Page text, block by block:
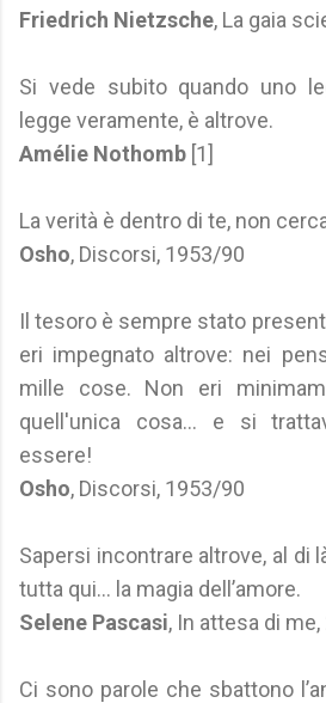
Friedrich Nietzsche, La gaia
Si vede subito quando uno
legge veramente, è altrove.
Amélie Nothomb [1]
La verità è dentro di te, non
Osho, Discorsi, 1953/90
Il tesoro è sempre stato
eri impegnato altrove: nei
mille cose. Non eri
quell'unica cosa... e si
essere!
Osho, Discorsi, 1953/90
Sapersi incontrare altrove, al di
tutta qui… la magia dell’amore.
Selene Pascasi, In attesa di
Ci sono parole che sbattono